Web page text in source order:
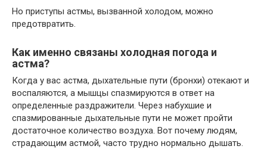
Но приступы астмы, вызванной холодом, можно
предотвратить.
Как именно связаны холодная погода и
астма?
Когда у вас астма, дыхательные пути (бронхи) отекают и
воспаляются, а мышцы спазмируются в ответ на
определенные раздражители. Через набухшие и
спазмированные дыхательные пути не может пройти
достаточное количество воздуха. Вот почему людям,
страдающим астмой, часто трудно нормально дышать.